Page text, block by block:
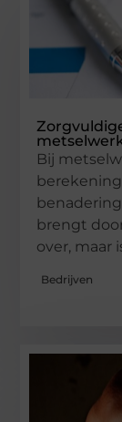
Bij
brengt
over, maar
Bedrijven